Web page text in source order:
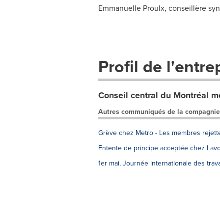
Emmanuelle Proulx, conseillère
Profil de
Conseil central du Montréal
Autres communiqués de la compagnie
Grève chez Metro - Les membres
Entente de principe acceptée chez
1er mai, Journée internationale des